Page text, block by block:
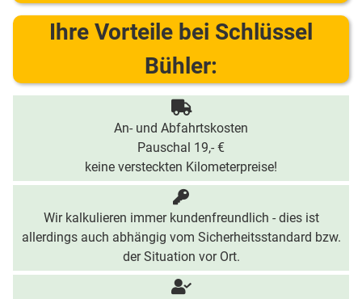
Ihre Vorteile bei Schlüssel
Bühler:
An- und Abfahrtskosten
Pauschal 19,- €
keine versteckten Kilometerpreise!
Wir kalkulieren immer kundenfreundlich - dies ist
allerdings auch abhängig vom Sicherheitsstandard bzw.
der Situation vor Ort.